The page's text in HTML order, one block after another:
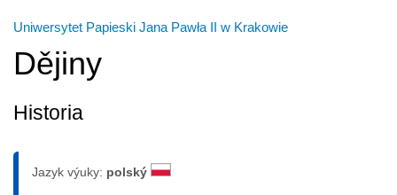
Uniwersytet Papieski Jana Pawła II w Krakowie
Dějiny
Historia
Jazyk výuky: polský